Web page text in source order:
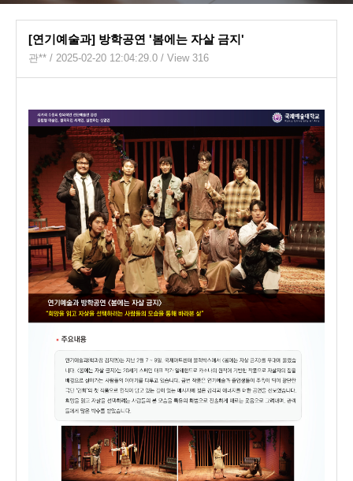
[연기예술과] 방학공연 '봄에는 자살 금지'
관** / 2025-02-20 12:04:29.0 / View 316